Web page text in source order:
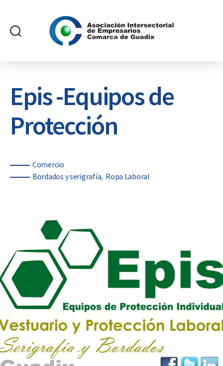
Comarca
de
CategoríasComercio
Bordados y serigrafía Ropa Laboral
Epis -Equipos de
Protección